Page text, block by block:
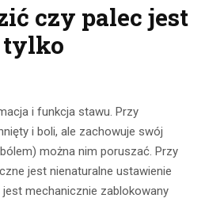
czy palec jest
i funkcja stawu. Przy
i boli, ale zachowuje swój
można nim poruszać. Przy
jest nienaturalne ustawienie
mechanicznie zablokowany